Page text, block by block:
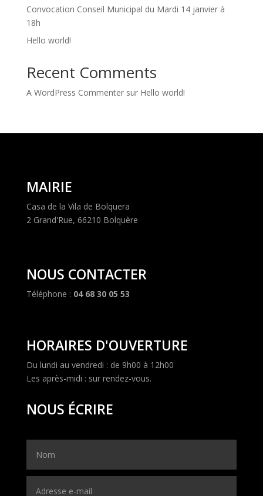
Convocation Conseil Municipal du Mardi 14 janvier à
18h
Hello world!
Recent Comments
A WordPress Commentersur Hello world!
MAIRIE
Casa de la Vila de Bolquera
2 Grand'Rue, 66210 Bolquère
NOUS CONTACTER
Téléphone : 04 68 30 05 53
HORAIRES D'OUVERTURE
Du lundi au vendredi : de 9h00 à 12h00
Les après-midi : sur rendez-vous.
NOUS ÉCRIRE